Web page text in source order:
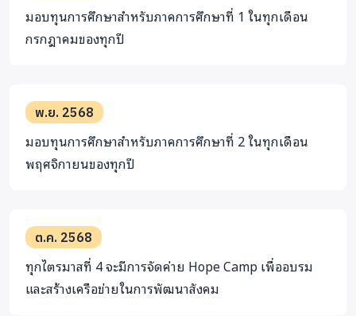
มอบทุนการศึกษาสำหรับภาคการศึกษาที่ 1 ในทุกเดือน
กรกฎาคมของทุกปี
พ.ย. 2568
มอบทุนการศึกษาสำหรับภาคการศึกษาที่ 2 ในทุกเดือน
พฤศจิกายนของทุกปี
ต.ค. 2568
ทุกไตรมาสที่ 4 จะมีการจัดค่าย Hope Camp เพื่ออบรม
และสร้างเครือข่ายในการพัฒนาสังคม